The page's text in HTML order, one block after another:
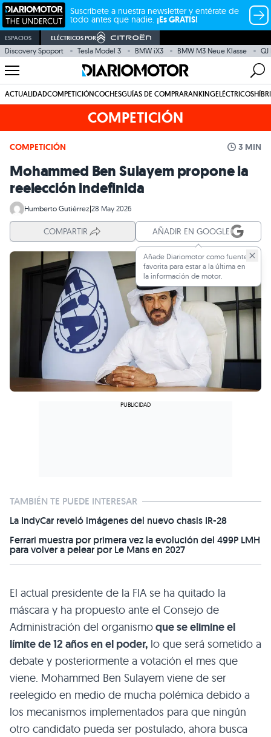
Suscríbete a nuestra newsletter y entérate de
todo antes que nadie. ¡Es GRATIS!
ESPACIOS ELÉCTRICOS POR
Discovery Spoport Tesla Model 3 BMW iX3 BMW M3 Neue Klasse QJ
ACTUALIDADCOMPETICIÓNCOCHESGUÍAS DE COMPRARANKINGELÉCTRICOS
COMPETICIÓN
COMPETICIÓN 3 MIN
Mohammed Ben Sulayem propone la
reelección indefinida
Humberto Gutiérrez|28 May 2026
COMPARTIR AÑADIR EN GOOGLE
Añade Diariomotor como fuente
favorita para estar a la última en
la información de motor.
TAMBIÉN TE PUEDE INTERESAR
La IndyCar reveló imágenes del nuevo chasis IR-28
Ferrari muestra por primera vez la evolución del 499P LMH
para volver a pelear por Le Mans en 2027
El actual presidente de la FIA se ha quitado la
máscara y ha propuesto ante el Consejo de
Administración del organismoque se elimine el
límite de 12 años en el poder, lo que será sometido a
debate y posteriormente a votación el mes que
viene. Mohammed Ben Sulayem viene de ser
reelegido en medio de mucha polémica debido a
los mecanismos implementados para que ningún
otro candidato pueda ser postulado, ahora busca